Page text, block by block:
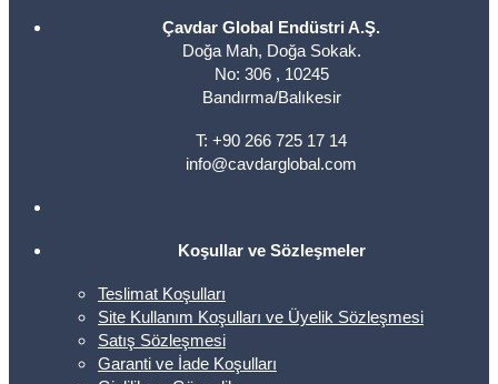
Çavdar Global Endüstri A.Ş.
Doğa Mah, Doğa Sokak.
No: 306 , 10245
Bandırma/Balıkesir
T: +90 266 725 17 14
info@cavdarglobal.com
Koşullar ve Sözleşmeler
Teslimat Koşulları
Site Kullanım Koşulları ve Üyelik Sözleşmesi
Satış Sözleşmesi
Garanti ve İade Koşulları